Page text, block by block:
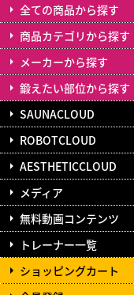
全ての商品から探す
商品カテゴリから探す
メーカーから探す
鍛えたい部位から探す
SAUNACLOUD
ROBOTCLOUD
AESTHETICCLOUD
メディア
無料動画コンテンツ
トレーナー一覧
ショッピングカート